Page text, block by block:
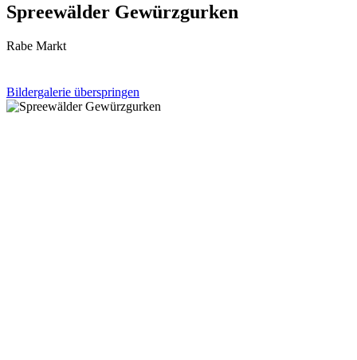
Spreewälder Gewürzgurken
Rabe Markt
Bildergalerie überspringen